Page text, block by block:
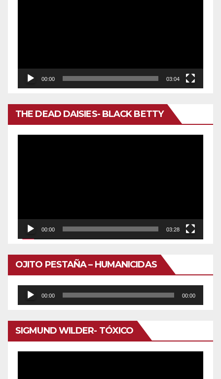
00:00 03:04
THE DEAD DAISIES- BLACK BETTY
00:00 03:28
OJITO PESTAÑA – HUMANICIDAS
Reproductor
de
audio
00:00 00:00
SIGMUND WILDER- TÓXICO